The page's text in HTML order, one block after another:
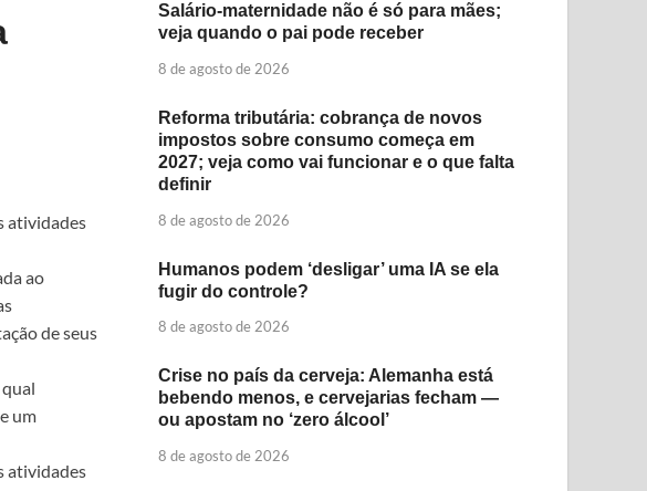
atividades
ao
de seus
um
atividades
Salário-maternidade não é só para mães;
veja quando o pai pode receber
8 de agosto de 2026
Reforma tributária: cobrança de novos
impostos sobre consumo começa em
2027; veja como vai funcionar e o que falta
definir
8 de agosto de 2026
Humanos podem ‘desligar’ uma IA se ela
fugir do controle?
8 de agosto de 2026
Crise no país da cerveja: Alemanha está
bebendo menos, e cervejarias fecham —
ou apostam no ‘zero álcool’
8 de agosto de 2026